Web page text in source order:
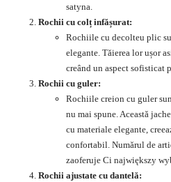
satyna.
Rochii cu colț infășurat:
Rochiile cu decolteu plic
elegante. Tăierea lor ușor
creând un aspect sofisticat
Rochii cu guler:
Rochiile creion cu guler
nu mai spune. Această
cu materiale elegante,
confortabil. Numărul de
zaoferuje Ci największy
Rochii ajustate cu dantelă: